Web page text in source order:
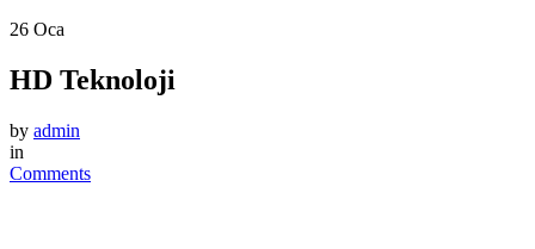
26 Oca
HD Teknoloji
by admin
in
Comments